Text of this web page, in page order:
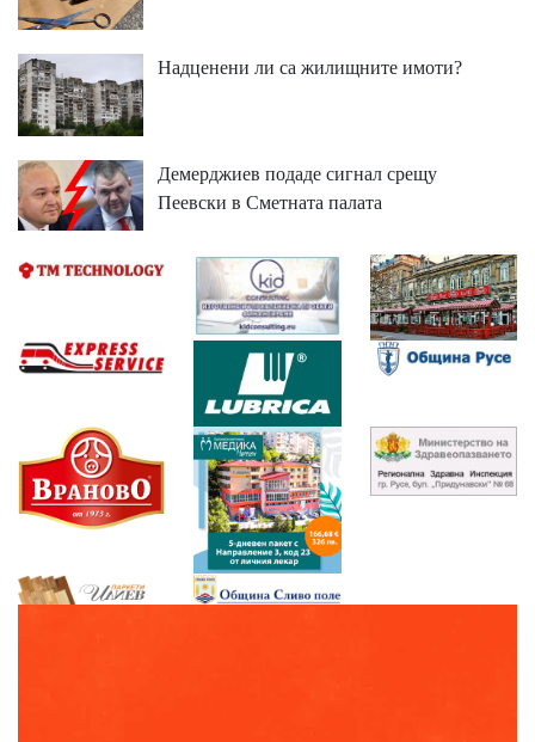
Надценени ли са жилищните имоти?
Демерджиев подаде сигнал срещу
Пеевски в Сметната палата